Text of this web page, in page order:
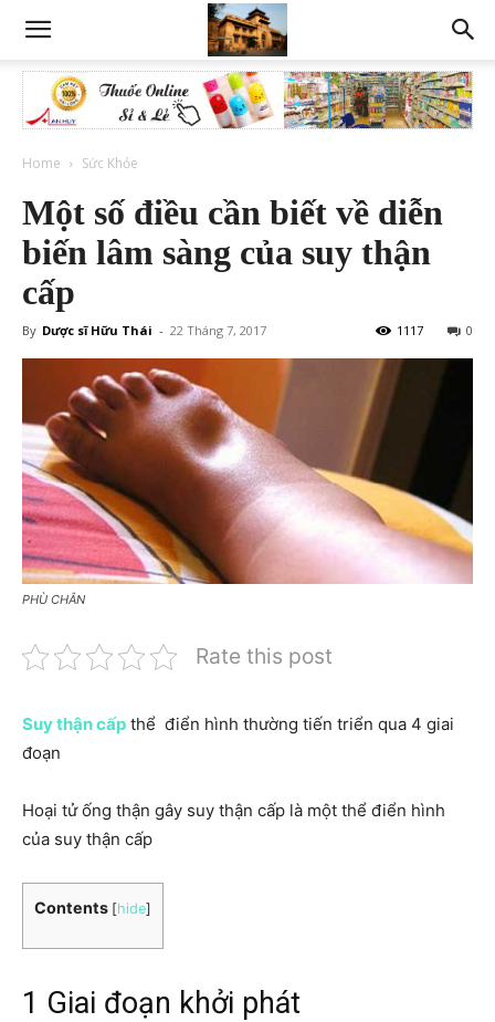
Home Sức Khỏe
Một số điều cần biết về diễn
biến lâm sàng của suy thận
cấp
By Dược sĩ Hữu Thái - 22 Tháng 7, 2017 0
1117
PHÙ CHÂN
Rate this post
Suy thận cấp thể điển hình thường tiến triển qua 4 giai
đoạn
Hoại tử ống thận gây suy thận cấp là một thể điển hình
của suy thận cấp
Contents [hide]
1 Giai đoạn khởi phát